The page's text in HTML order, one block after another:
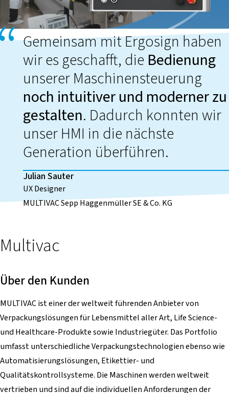
Gemeinsam mit Ergosign haben
wir es geschafft, die Bedienung
unserer Maschinensteuerung
noch intuitiver und moderner zu
gestalten. Dadurch konnten wir
unser HMI in die nächste
Generation überführen.
Julian Sauter
UX Designer
MULTIVAC Sepp Haggenmüller SE & Co. KG
Multivac
Über den Kunden
MULTIVAC ist einer der weltweit führenden Anbieter von
Verpackungslösungen für Lebensmittel aller Art, Life Science-
und Healthcare-Produkte sowie Industriegüter. Das Portfolio
umfasst unterschiedliche Verpackungstechnologien ebenso wie
Automatisierungslösungen, Etikettier- und
Qualitätskontrollsysteme. Die Maschinen werden weltweit
vertrieben und sind auf die individuellen Anforderungen der